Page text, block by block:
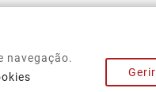
navegação.
Gerir